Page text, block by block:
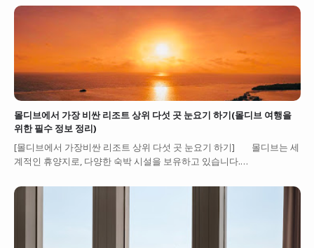
몰디브에서 가장 비싼 리조트 상위 다섯 곳 눈요기 하기(몰디브 여행을
위한 필수 정보 정리)
[몰디브에서 가장비싼 리조트 상위 다섯 곳 눈요기 하기] 몰디브는 세
계적인 휴양지로, 다양한 숙박 시설을 보유하고 있습니다.…